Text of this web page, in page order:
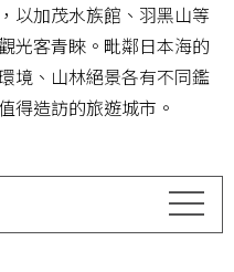
以加茂水族館、羽黑山等
光客青睞。毗鄰日本海的
境、山林絕景各有不同鑑
得造訪的旅遊城市。